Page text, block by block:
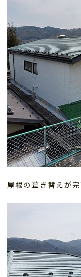
屋根の葺き替えが完